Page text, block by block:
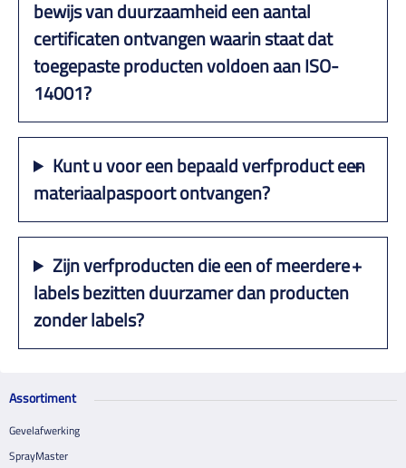
bewijs van duurzaamheid een aantal
certificaten ontvangen waarin staat dat
toegepaste producten voldoen aan ISO-
14001?
Kunt u voor een bepaald verfproduct een
materiaalpaspoort ontvangen?
Zijn verfproducten die een of meerdere
labels bezitten duurzamer dan producten
zonder labels?
Assortiment
Gevelafwerking
SprayMaster